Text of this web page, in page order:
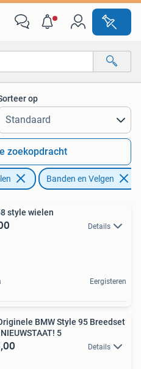
op
zoekopdracht
Banden en Velgen
style wielen
Details
Eergisteren
BMW Style 95 Breedset
5
Details